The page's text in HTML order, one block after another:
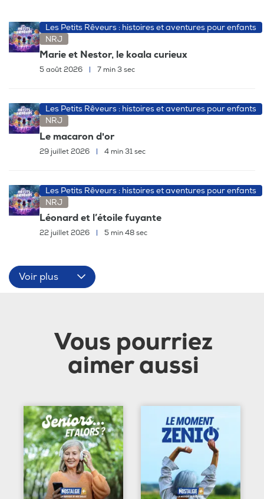
Les Petits Rêveurs : histoires et aventures pour enfants
NRJ
Marie et Nestor, le koala curieux
5 août 2026 7 min 3 sec
Les Petits Rêveurs : histoires et aventures pour enfants
NRJ
Le macaron d'or
29 juillet 2026 | 4 min 31 sec
Les Petits Rêveurs : histoires et aventures pour enfants
NRJ
Léonard et l’étoile fuyante
22 juillet 2026 5 min 48 sec
Voir plus
Vous pourriez
aimer aussi